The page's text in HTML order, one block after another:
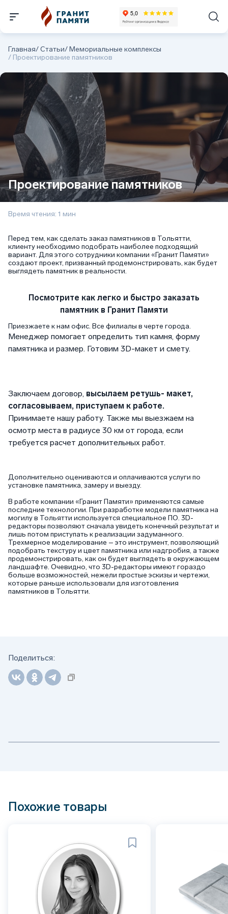
Главная/Статьи/Мемориальные комплексы
/ Проектирование памятников
Поделиться:
Проектирование памятников
Время чтения: 1 мин
Перед тем, как сделать заказ памятников в Тольятти,
клиенту необходимо подобрать наиболее подходящий
вариант. Для этого сотрудники компании «Гранит Памяти»
создают проект, призванный продемонстрировать, как будет
выглядеть памятник в реальности.
Посмотрите как легко и быстро заказать
памятник в Гранит Памяти
Приезжаете к нам офис. Все филиалы в черте города.
Менеджер помогает определить тип камня, форму
памятника и размер. Готовим 3D-макет и смету.
Заключаем договор, высылаем ретушь- макет,
согласовываем, приступаем к работе.
Принимаете нашу работу. Также мы выезжаем на
осмотр места в радиусе 30 км от города, если
требуется расчет дополнительных работ.
Дополнительно оцениваются и оплачиваются услуги по
установке памятника, замеру и выезду.
В работе компании «Гранит Памяти» применяются самые
последние технологии. При разработке модели памятника на
могилу в Тольятти используется специальное ПО. 3D-
редакторы позволяют сначала увидеть конечный результат и
лишь потом приступать к реализации задуманного.
Трехмерное моделирование – это инструмент, позволяющий
подобрать текстуру и цвет памятника или надгробия, а также
продемонстрировать, как он будет выглядеть в окружающем
ландшафте. Очевидно, что 3D-редакторы имеют гораздо
больше возможностей, нежели простые эскизы и чертежи,
которые раньше использовали для изготовления
памятников в Тольятти.
Похожие товары